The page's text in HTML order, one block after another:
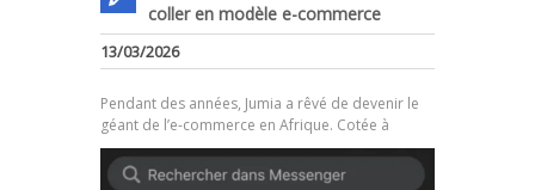
coller en modèle e-commerce
13/03/2026
Pendant des années, Jumia a rêvé de devenir le
géant de l’e-commerce en Afrique. Cotée à